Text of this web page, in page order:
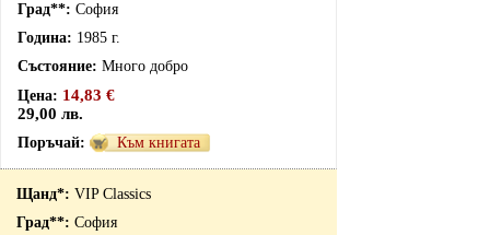
София
1985 г.
Много добро
14,83 €
29,00 лв.
Към книгата
VIP Classics
София